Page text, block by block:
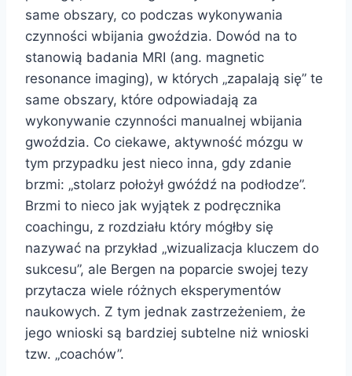
same obszary, co podczas wykonywania
czynności wbijania gwoździa. Dowód na to
stanowią badania MRI (ang. magnetic
resonance imaging), w których „zapalają się” te
same obszary, które odpowiadają za
wykonywanie czynności manualnej wbijania
gwoździa. Co ciekawe, aktywność mózgu w
tym przypadku jest nieco inna, gdy zdanie
brzmi: „stolarz położył gwóźdź na podłodze”.
Brzmi to nieco jak wyjątek z podręcznika
coachingu, z rozdziału który mógłby się
nazywać na przykład „wizualizacja kluczem do
sukcesu”, ale Bergen na poparcie swojej tezy
przytacza wiele różnych eksperymentów
naukowych. Z tym jednak zastrzeżeniem, że
jego wnioski są bardziej subtelne niż wnioski
tzw. „coachów”.